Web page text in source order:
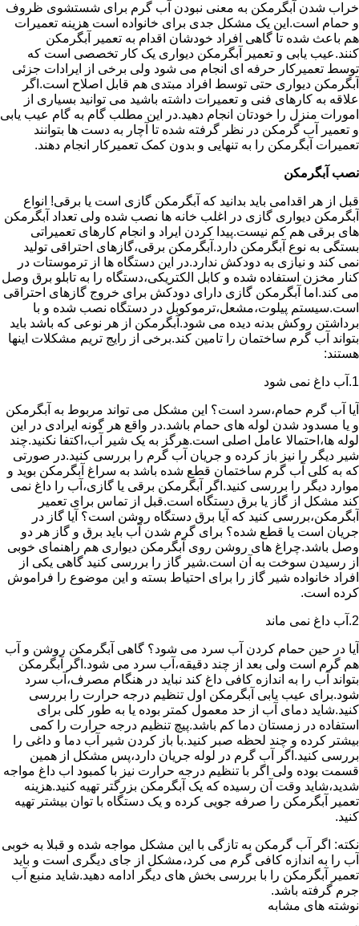
خراب شدن آبگرمکن به معنی نبودن آب گرم برای شستشوی ظروف
و حمام است.این یک مشکل جدی برای خانواده است هزینه تعمیرات
هم باعث شده تا گاهی افراد خودشان اقدام به تعمیر آبگرمکن
کنند.عیب یابی و تعمیر آبگرمکن دیواری یک کار تخصصی است که
توسط تعمیرکار حرفه ای انجام می شود ولی برخی از ایرادات جزئی
آبگرمکن دیواری حتی توسط افراد مبتدی هم قابل اصلاح است.اگر
علاقه به کارهای فنی و تعمیرات داشته باشید می توانید بسیاری از
امورات منزل را خودتان انجام دهید.در این مطلب گام به گام عیب یابی
و تعمیر آب گرمکن در نظر گرفته شده تا آچار به دست ها بتوانند
تعمیرات آبگرمکن را به تنهایی و بدون کمک تعمیرکار انجام دهند.
نصب آبگرمکن
قبل از هر اقدامی باید بدانید که آبگرمکن گازی است یا برقی! انواع
آبگرمکن دیواری گازی در اغلب خانه ها نصب شده ولی تعداد آبگرمکن
های برقی هم کم نیست.پیدا کردن ایراد و انجام کارهای تعمیراتی
بستگی به نوع آبگرمکن دارد.آبگرمکن برقی،گازهای احتراقی تولید
نمی کند و نیازی به دودکش ندارد.در این دستگاه ها از ترموستات در
کنار مخزن استفاده شده و کابل الکتریکی،دستگاه را به تابلو برق وصل
می کند.اما آبگرمکن گازی دارای دودکش برای خروج گازهای احتراقی
است.سیستم پیلوت،مشعل،ترموکوبل در دستگاه نصب شده و با
برداشتن روکش بدنه دیده می شود.آبگرمکن از هر نوعی که باشد باید
بتواند آب گرم ساختمان را تامین کند.برخی از رایج تریم مشکلات اینها
هستند:
1.آب داغ نمی شود
آیا آب گرم حمام،سرد است؟ این مشکل می تواند مربوط به آبگرمکن
و یا مسدود شدن لوله های حمام باشد.در واقع هر گونه ایرادی در این
لوله ها،احتمالا عامل اصلی است.هرگز به یک شیر آب،اکتفا نکنید.چند
شیر دیگر را نیز باز کرده و جریان آب گرم را بررسی کنید.در صورتی
که به کلی آب گرم ساختمان قطع شده باشد به سراغ آبگرمکن بوید و
موارد دیگر را بررسی کنید.اگر آبگرمکن برقی یا گازی،آب را داغ نمی
کند مشکل از گاز یا برق دستگاه است.قبل از تماس برای تعمیر
آبگرمکن،بررسی کنید که آیا برق دستگاه روشن است؟ آیا گاز در
جریان است یا قطع شده؟ برای گرم شدن آب باید برق و گاز هر دو
وصل باشد.چراغ های روشن روی آبگرمکن دیواری هم راهنمای خوبی
از رسیدن سوخت به آن است.شیر گاز را بررسی کنید گاهی یکی از
افراد خانواده شیر گاز را برای احتیاط بسته و این موضوع را فراموش
کرده است.
2.آب داغ نمی ماند
آیا در حین حمام کردن آب سرد می شود؟ گاهی آبگرمکن روشن و آب
هم گرم است ولی بعد از چند دقیقه،آب سرد می شود.اگر آبگرمکن
بتواند آب را به اندازه کافی داغ کند نباید در هنگام مصرف،آب سرد
شود.برای عیب یابی آبگرمکن اول تنظیم درجه حرارت را بررسی
کنید.شاید دمای آب از حد معمول کمتر بوده یا به طور کلی برای
استفاده در زمستان دما کم باشد.پیچ تنظیم درجه حرارت را کمی
بیشتر کرده و چند لحظه صبر کنید.با باز کردن شیر آب دما و داغی را
بررسی کنید.اگر آب گرم در لوله جریان دارد،پس مشکل از همین
قسمت بوده ولی اگر با تنظیم درجه حرارت نیز با کمبود اب داغ مواجه
شدید،شاید وقت آن رسیده که یک آبگرمکن بزرگتر تهیه کنید.هزینه
تعمیر آبگرمکن را صرفه جویی کرده و یک دستگاه با توان بیشتر تهیه
کنید.
نکته: اگر آب گرمکن به تازگی با این مشکل مواجه شده و قبلا به خوبی
آب را به اندازه کافی گرم می کرد،مشکل از جای دیگری است و باید
تعمیر آبگرمکن را با بررسی بخش های دیگر ادامه دهید.شاید منبع آب
جرم گرفته باشد.
نوشته های مشابه